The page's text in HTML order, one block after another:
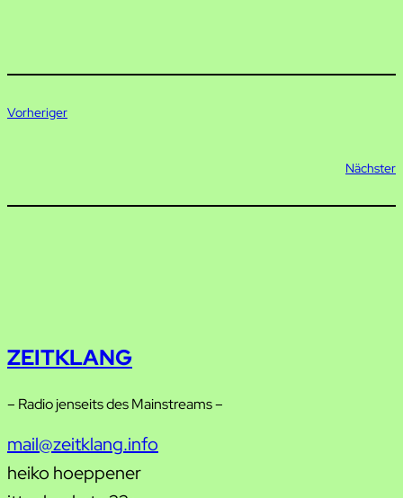
Vorheriger
Nächster
ZEITKLANG
– Radio jenseits des Mainstreams –
mail@zeitklang.info
heiko hoeppener